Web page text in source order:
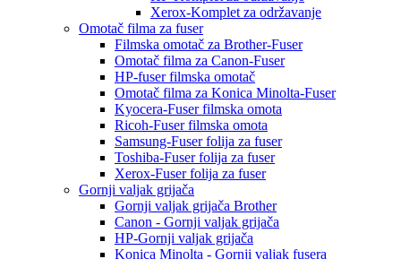
Xerox-Komplet za održavanje
Omotač filma za fuser
Filmska omotač za Brother-Fuser
Omotač filma za Canon-Fuser
HP-fuser filmska omotač
Omotač filma za Konica Minolta-Fuser
Kyocera-Fuser filmska omota
Ricoh-Fuser filmska omota
Samsung-Fuser folija za fuser
Toshiba-Fuser folija za fuser
Xerox-Fuser folija za fuser
Gornji valjak grijača
Gornji valjak grijača Brother
Canon - Gornji valjak grijača
HP-Gornji valjak grijača
Konica Minolta - Gornji valjak fusera